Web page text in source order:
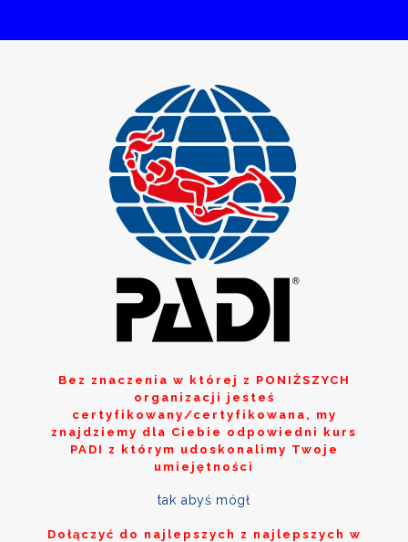
Bez znaczenia w której z PONIŻSZYCH
organizacji jesteś
certyfikowany/certyfikowana, my
znajdziemy dla Ciebie odpowiedni kurs
PADI z którym udoskonalimy Twoje
umiejętności
tak abyś mógł
Dołączyć do najlepszych z najlepszych w